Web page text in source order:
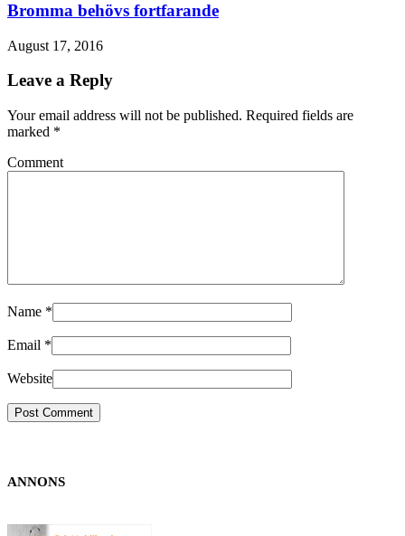
Bromma behövs fortfarande
August 17, 2016
Leave a Reply
Your email address will not be published. Required fields are
marked *
Comment
Name *
Email *
Website
ANNONS